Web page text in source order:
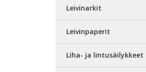
Leivinarkit
Leivinpaperit
Liha- ja lintusäilykkeet